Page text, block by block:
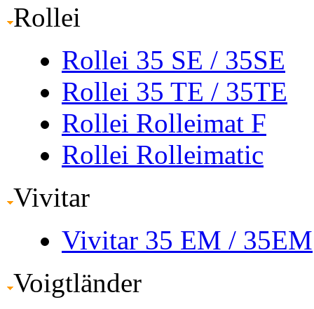
Rollei
Rollei 35 SE / 35SE
Rollei 35 TE / 35TE
Rollei Rolleimat F
Rollei Rolleimatic
Vivitar
Vivitar 35 EM / 35EM
Voigtländer